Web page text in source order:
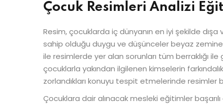
Çocuk Resimleri Analizi
Resim, çocuklarda iç dünyanın en iyi şekilde dışa
sahip olduğu duygu ve düşünceler beyaz
ile resimlerde yer alan sorunları tüm berraklığı
çocuklarla yakından ilgilenen kimselerin
zorlandıkları konuyu tespit etmelerinde resimler
Çocuklara dair alınacak mesleki eğitimler